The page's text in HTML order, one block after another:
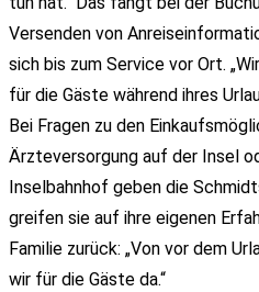
Versenden von
sich bis zum Service vor Ort.
für die Gäste während ihres
Bei Fragen zu den
Ärzteversorgung auf der Insel
Inselbahnhof geben die
greifen sie auf ihre eigenen
Familie zurück: „Von vor dem
wir für die Gäste da.“